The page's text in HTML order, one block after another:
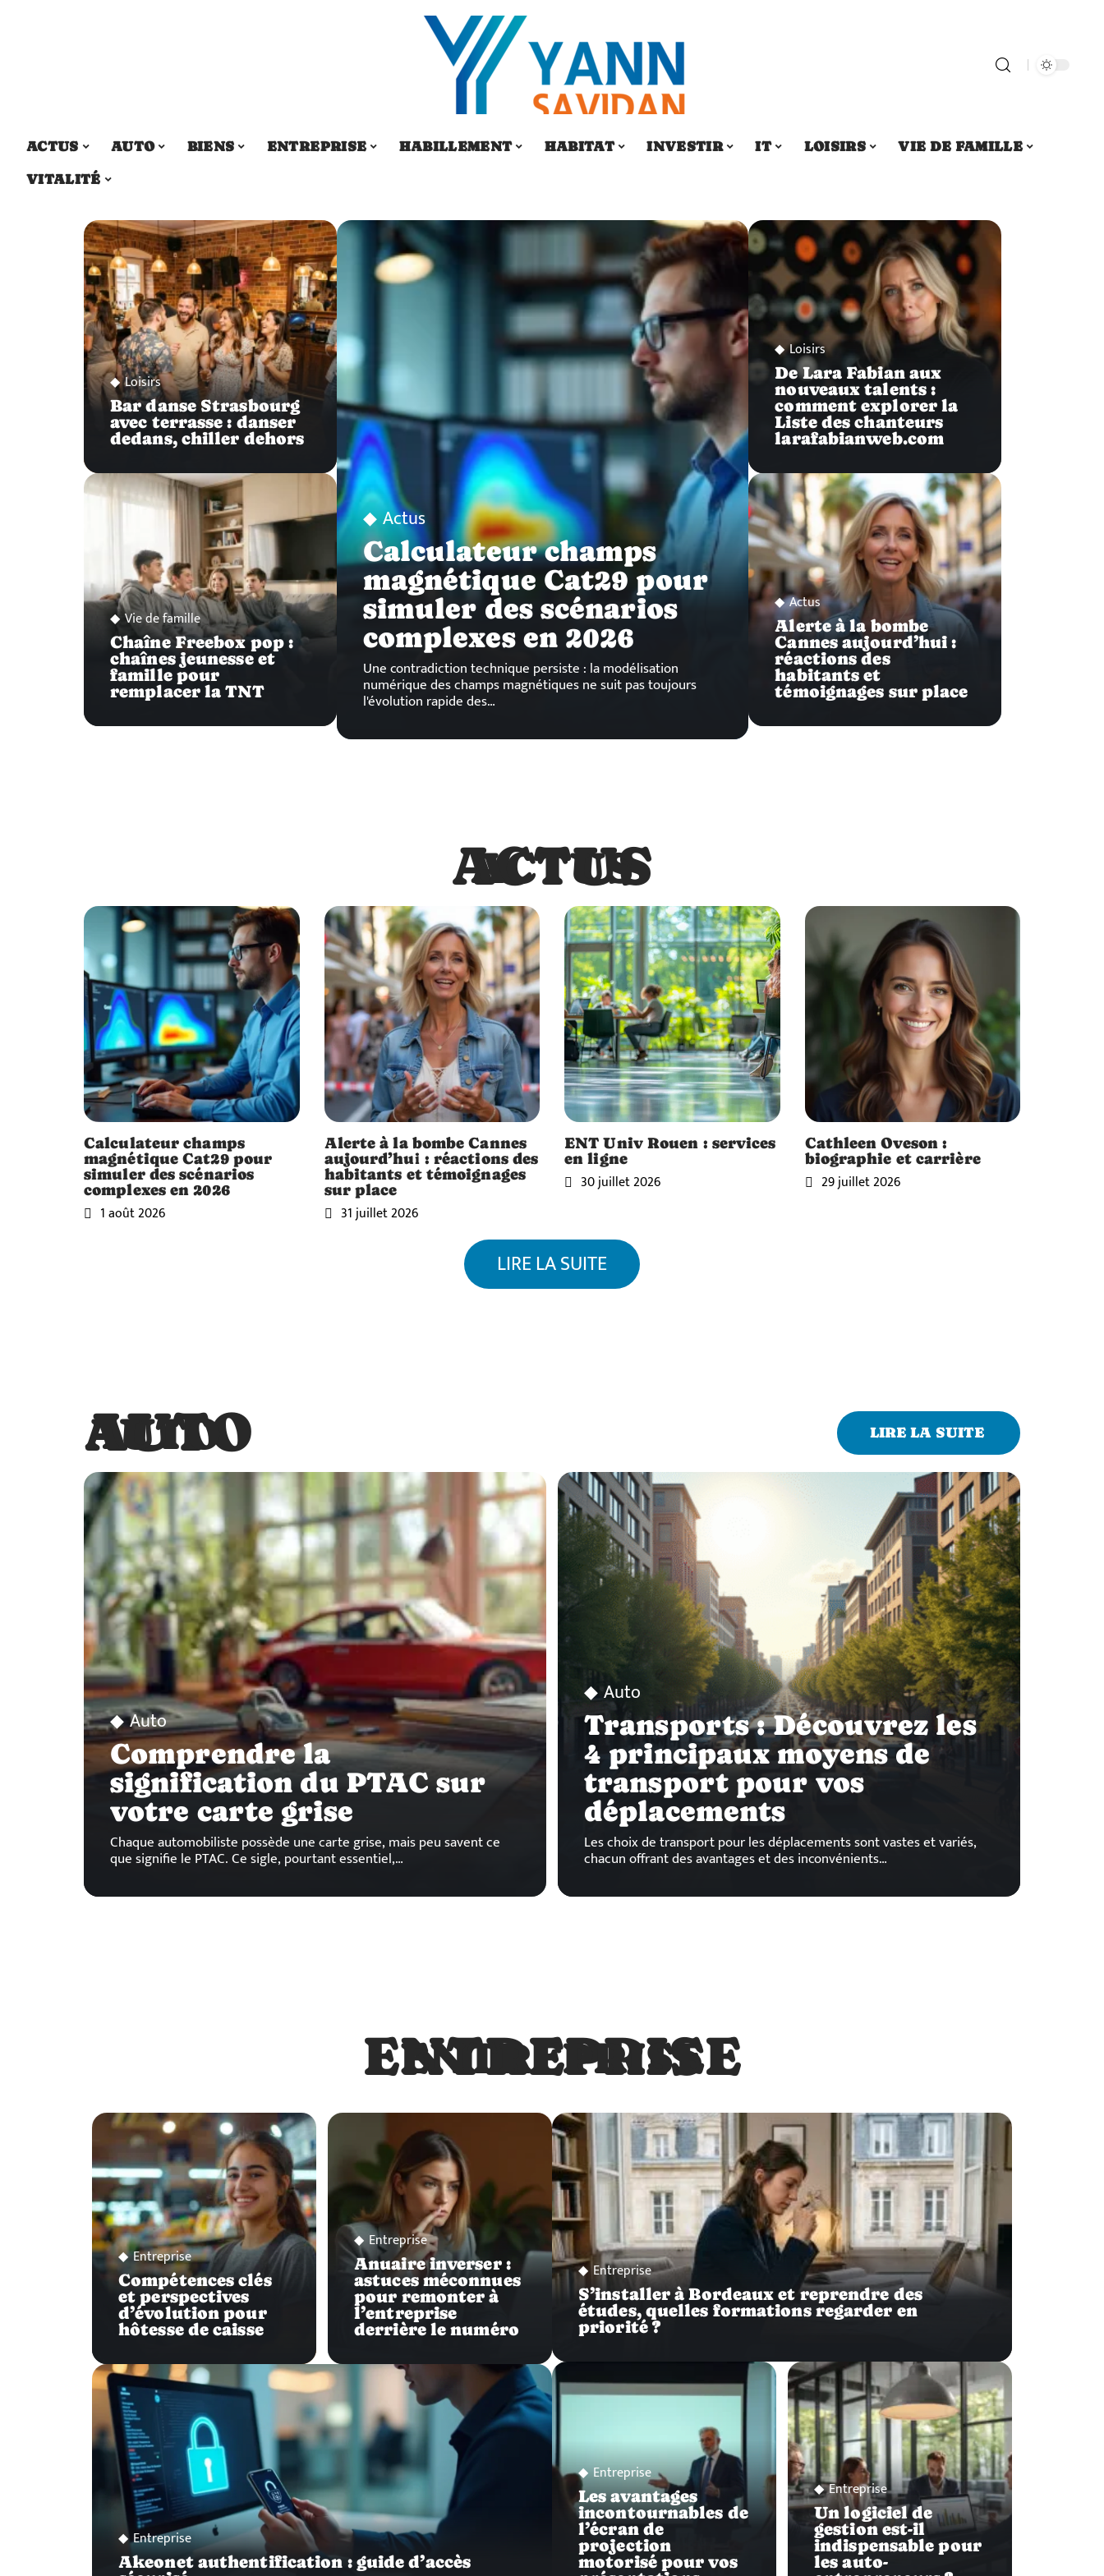
ACTUS AUTO BIENS ENTREPRISE HABILLEMENT HABITAT INVESTIR IT LOISIRS
VIE DE FAMILLE
VITALITÉ
Loisirs
Bar danse Strasbourg
avec terrasse : danser
dedans, chiller dehors
Vie de famille
Chaîne Freebox pop :
chaînes jeunesse et
famille pour
remplacer la TNT
Actus
Calculateur champs
magnétique Cat29 pour
simuler des scénarios
complexes en 2026
Une contradiction technique persiste : la modélisation
numérique des champs magnétiques ne suit pas toujours
l'évolution rapide des…
Loisirs
De Lara Fabian aux
nouveaux talents :
comment explorer la
Liste des chanteurs
larafabianweb.com
Actus
Alerte à la bombe
Cannes aujourd’hui :
réactions des
habitants et
témoignages sur place
ACTUS
ACTUS
Calculateur champs
magnétique Cat29 pour
simuler des scénarios
complexes en 2026
1 août 2026
Alerte à la bombe Cannes
aujourd’hui : réactions des
habitants et témoignages
sur place
31 juillet 2026
ENT Univ Rouen : services
en ligne
30 juillet 2026
Cathleen Oveson :
biographie et carrière
29 juillet 2026
LIRE LA SUITE
AUTO
AUTO LIRE LA SUITE
Auto
Comprendre la
signification du PTAC sur
votre carte grise
Chaque automobiliste possède une carte grise, mais peu savent ce
que signifie le PTAC. Ce sigle, pourtant essentiel,…
Auto
Transports : Découvrez les
4 principaux moyens de
transport pour vos
déplacements
Les choix de transport pour les déplacements sont vastes et variés,
chacun offrant des avantages et des inconvénients…
ENTREPRISE
ENTREPRISE
Entreprise
Compétences clés
et perspectives
d’évolution pour
hôtesse de caisse
Entreprise
Anuaire inverser :
astuces méconnues
pour remonter à
l’entreprise
derrière le numéro
Entreprise
Akeonet authentification : guide d’accès
Entreprise
S’installer à Bordeaux et reprendre des
études, quelles formations regarder en
priorité ?
Entreprise
Les avantages
incontournables de
l’écran de
projection
motorisé pour vos
Entreprise
Un logiciel de
gestion est-il
indispensable pour
les auto-